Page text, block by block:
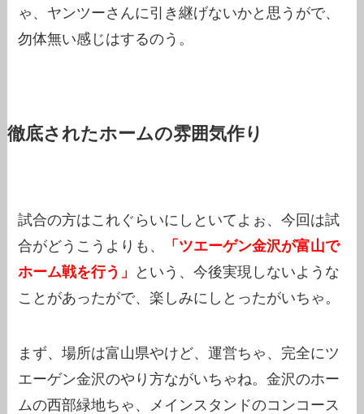
ゃ、ヤンツーさんに引き継げないかと思うがで、
勿体無い感じはするのう。
徹底されたホームの雰囲気作り
試合の方はこれぐらいにしといてよぉ、今回は試
合がどうこうよりも、
「ツエーゲン金沢が富山で
ホーム戦を行う」
という、今後実現しないような
ことがあったがで、楽しみにしとったがいちゃ。
まず、場所は富山県やけど、運営ちゃ、完全にツ
エーゲン金沢のやり方ながいちゃね。金沢のホー
ムの西部緑地ちゃ、メインスタンドのコンコース